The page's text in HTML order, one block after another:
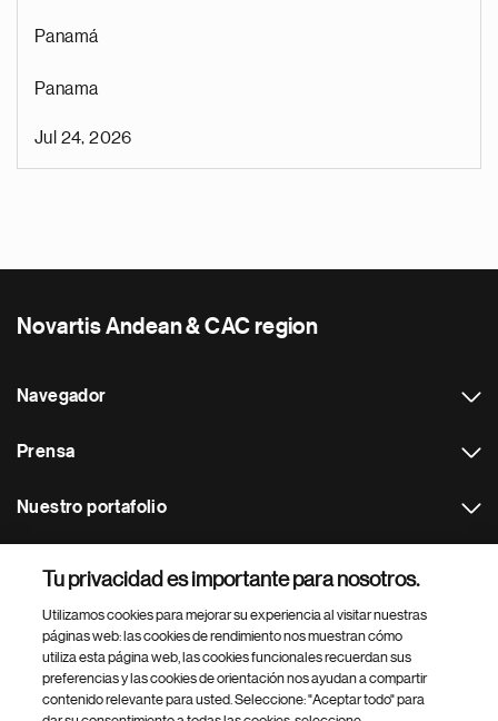
Panamá
Panama
Jul 24, 2026
Novartis Andean & CAC region
Navegador
Prensa
Nuestro portafolio
Footer Site Search
Tu privacidad es importante para nosotros.
Utilizamos cookies para mejorar su experiencia al visitar nuestras
páginas web: las cookies de rendimiento nos muestran cómo
utiliza esta página web, las cookies funcionales recuerdan sus
preferencias y las cookies de orientación nos ayudan a compartir
contenido relevante para usted. Seleccione: "Aceptar todo" para